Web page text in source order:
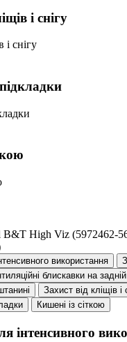
і снігу
і снігу
High Viz (5972462-
використання
блискавки на
Захист від кліщів і
Кишені із сіткою
інтенсивного